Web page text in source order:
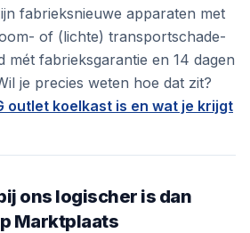
fabrieksnieuwe apparaten met
of (lichte) transportschade-
fabrieksgarantie en 14 dagen
je precies weten hoe dat zit?
outlet koelkast is en wat je krijgt
ons logischer is dan
Marktplaats